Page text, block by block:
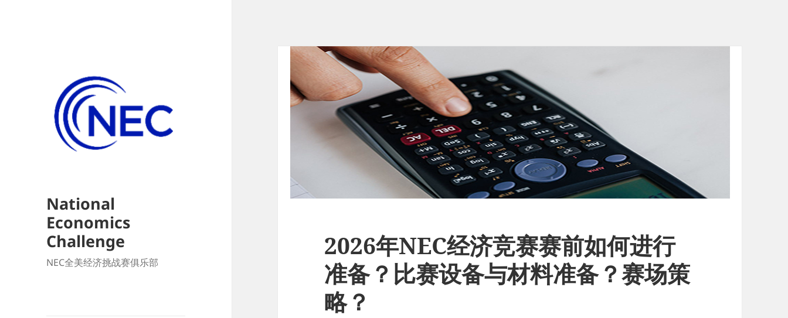
National
Economics
Challenge
NEC全美经济挑战赛俱乐部
2026年NEC经济竞赛赛前如何进行
准备？比赛设备与材料准备？赛场策
略？